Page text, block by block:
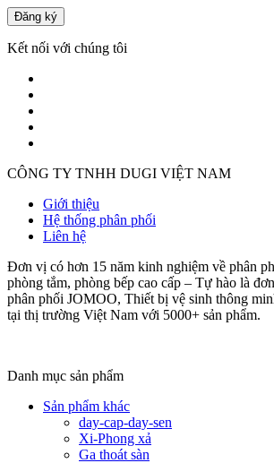
Đăng ký
Kết nối với chúng tôi
CÔNG TY TNHH DUGI VIỆT NAM
Giới thiệu
Hệ thống phân phối
Liên hệ
Đơn vị có hơn 15 năm kinh nghiệm về phân
phòng tắm, phòng bếp cao cấp – Tự hào là
phân phối JOMOO, Thiết bị vệ sinh thông
tại thị trường Việt Nam với 5000+ sản phẩm.
Danh mục sản phẩm
Sản phẩm khác
day-cap-day-sen
Xi-Phong xả
Ga thoát sàn